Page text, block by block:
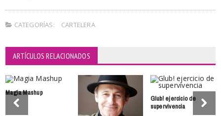
CATEGORÍAS: CARTELERA
ARTÍCULOS RELACIONADOS
Magia Mashup
Glub! ejercicio de
supervivencia